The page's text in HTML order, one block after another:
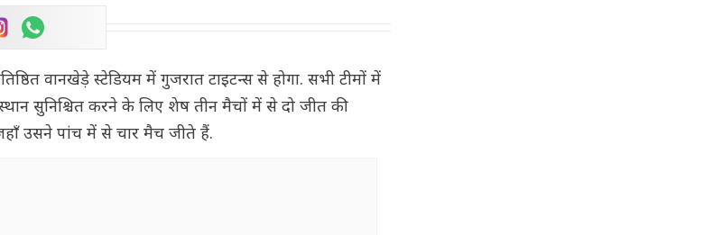
वानखेड़े स्टेडियम में गुजरात टाइटन्स से होगा. सभी टीमों में
सुनिश्चित करने के लिए शेष तीन मैचों में से दो जीत की
उसने पांच में से चार मैच जीते हैं.